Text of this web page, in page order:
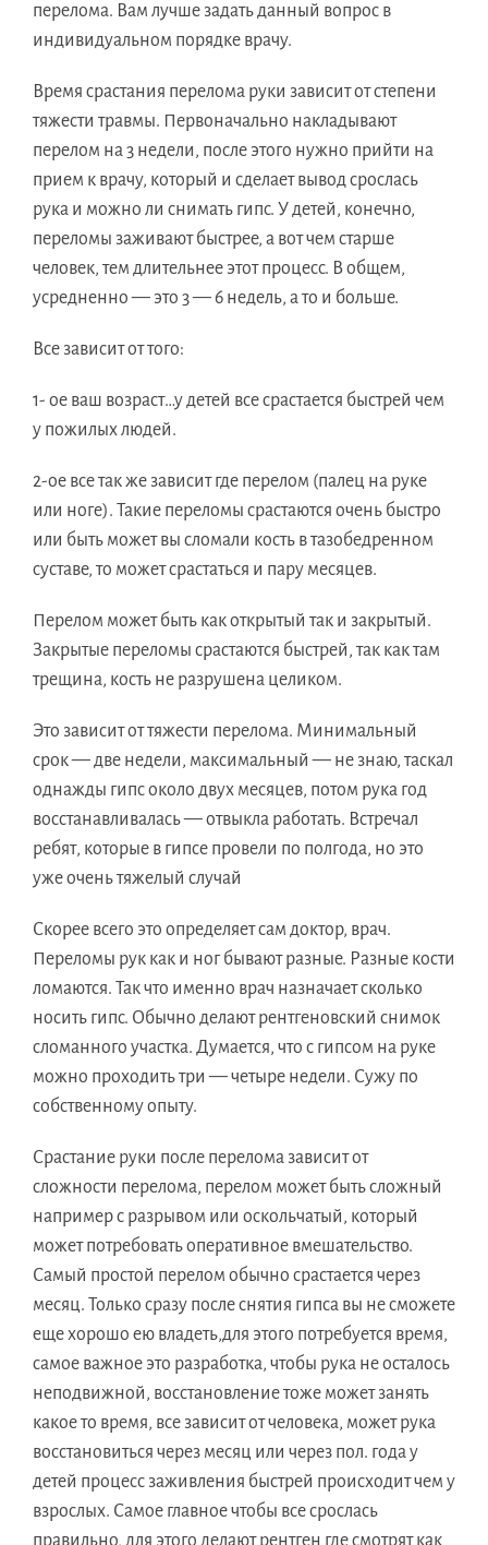
перелома. Вам лучше задать данный вопрос в
индивидуальном порядке врачу.
Время срастания перелома руки зависит от степени
тяжести травмы. Первоначально накладывают
перелом на 3 недели, после этого нужно прийти на
прием к врачу, который и сделает вывод срослась
рука и можно ли снимать гипс. У детей, конечно,
переломы заживают быстрее, а вот чем старше
человек, тем длительнее этот процесс. В общем,
усредненно — это 3 — 6 недель, а то и больше.
Все зависит от того:
1- ое ваш возраст…у детей все срастается быстрей чем
у пожилых людей.
2-ое все так же зависит где перелом (палец на руке
или ноге). Такие переломы срастаются очень быстро
или быть может вы сломали кость в тазобедренном
суставе, то может срастаться и пару месяцев.
Перелом может быть как открытый так и закрытый.
Закрытые переломы срастаются быстрей, так как там
трещина, кость не разрушена целиком.
Это зависит от тяжести перелома. Минимальный
срок — две недели, максимальный — не знаю, таскал
однажды гипс около двух месяцев, потом рука год
восстанавливалась — отвыкла работать. Встречал
ребят, которые в гипсе провели по полгода, но это
уже очень тяжелый случай
Скорее всего это определяет сам доктор, врач.
Переломы рук как и ног бывают разные. Разные кости
ломаются. Так что именно врач назначает сколько
носить гипс. Обычно делают рентгеновский снимок
сломанного участка. Думается, что с гипсом на руке
можно проходить три — четыре недели. Сужу по
собственному опыту.
Срастание руки после перелома зависит от
сложности перелома, перелом может быть сложный
например с разрывом или оскольчатый, который
может потребовать оперативное вмешательство.
Самый простой перелом обычно срастается через
месяц. Только сразу после снятия гипса вы не сможете
еще хорошо ею владеть,для этого потребуется время,
самое важное это разработка, чтобы рука не осталось
неподвижной, восстановление тоже может занять
какое то время, все зависит от человека, может рука
восстановиться через месяц или через пол. года у
детей процесс заживления быстрей происходит чем у
взрослых. Самое главное чтобы все срослась
правильно, для этого делают рентген где смотрят как